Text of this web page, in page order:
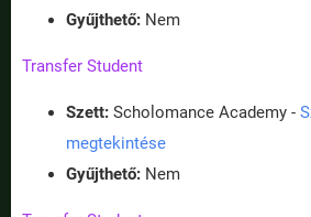
Gyűjthető: Nem
Transfer Student
Szett: Scholomance Academy -
megtekintése
Gyűjthető: Nem